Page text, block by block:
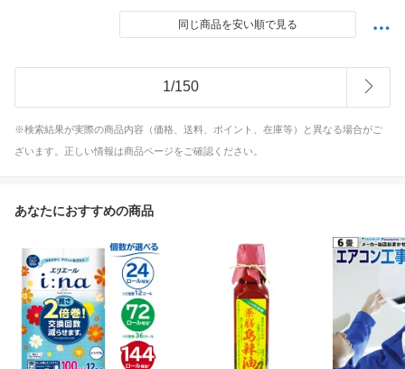
同じ商品を安い順で見る
1/150
※検索結果が実際の商品内容（価格、送料、ポイント、在庫等）と異なる場合がご
ざいます。正しい情報は商品ページをご確認ください。
あなたにおすすめの商品